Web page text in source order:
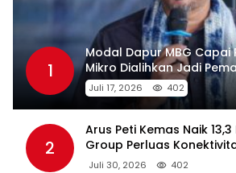
1
Modal Dapur MBG Capai
Mikro Dialihkan Jadi
Juli 17, 2026 402
2
Arus Peti Kemas Naik 13,3
Group Perluas
Juli 30, 2026 402